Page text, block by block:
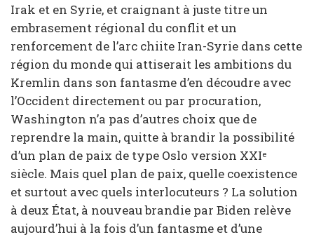
Irak et en Syrie, et craignant à juste titre un
embrasement régional du conflit et un
renforcement de l’arc chiite Iran-Syrie dans cette
région du monde qui attiserait les ambitions du
Kremlin dans son fantasme d’en découdre avec
l’Occident directement ou par procuration,
Washington n’a pas d’autres choix que de
reprendre la main, quitte à brandir la possibilité
d’un plan de paix de type Oslo version XXIe
siècle. Mais quel plan de paix, quelle coexistence
et surtout avec quels interlocuteurs ? La solution
à deux État, à nouveau brandie par Biden relève
aujourd’hui à la fois d’un fantasme et d’une